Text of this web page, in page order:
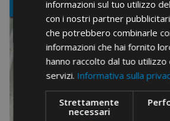
informazioni sul tuo utilizzo
con i nostri partner
che potrebbero combinarle
informazioni che hai fornito
hanno raccolto dal tuo utilizzo
servizi. Informativa sulla
Strettamente
necessari